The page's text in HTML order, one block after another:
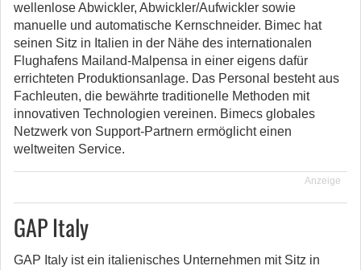
wellenlose Abwickler, Abwickler/Aufwickler sowie
manuelle und automatische Kernschneider. Bimec hat
seinen Sitz in Italien in der Nähe des internationalen
Flughafens Mailand-Malpensa in einer eigens dafür
errichteten Produktionsanlage. Das Personal besteht aus
Fachleuten, die bewährte traditionelle Methoden mit
innovativen Technologien vereinen. Bimecs globales
Netzwerk von Support-Partnern ermöglicht einen
weltweiten Service.
Anzeige
GAP Italy
GAP Italy ist ein italienisches Unternehmen mit Sitz in